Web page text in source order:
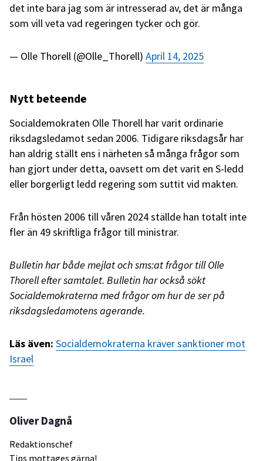
det inte bara jag som är intresserad av, det är många
som vill veta vad regeringen tycker och gör.
— Olle Thorell (@Olle_Thorell) April 14, 2025
Nytt beteende
Socialdemokraten Olle Thorell har varit ordinarie
riksdagsledamot sedan 2006. Tidigare riksdagsår har
han aldrig ställt ens i närheten så många frågor som
han gjort under detta, oavsett om det varit en S-ledd
eller borgerligt ledd regering som suttit vid makten.
Från hösten 2006 till våren 2024 ställde han totalt inte
fler än 49 skriftliga frågor till ministrar.
Bulletin har både mejlat och sms:at frågor till Olle
Thorell efter samtalet. Bulletin har också sökt
Socialdemokraterna med frågor om hur de ser på
riksdagsledamotens agerande.
Läs även: Socialdemokraterna kräver sanktioner mot
Israel
Oliver Dagnå
Redaktionschef
Tips mottages gärna!